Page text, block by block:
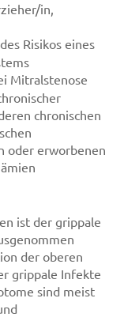
in,
Risikos eines
Mitralstenose
chronischen
oder erworbenen
ist der grippale
der oberen
grippale Infekte
sind meist